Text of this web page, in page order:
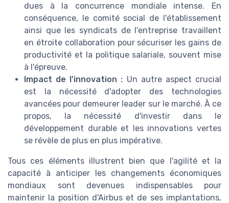
dues à la concurrence mondiale intense. En
conséquence, le comité social de l'établissement
ainsi que les syndicats de l'entreprise travaillent
en étroite collaboration pour sécuriser les gains de
productivité et la politique salariale, souvent mise
à l'épreuve.
Impact de l'innovation : Un autre aspect crucial
est la nécessité d'adopter des technologies
avancées pour demeurer leader sur le marché. À ce
propos, la nécessité d'investir dans le
développement durable et les innovations vertes
se révèle de plus en plus impérative.
Tous ces éléments illustrent bien que l'agilité et la
capacité à anticiper les changements économiques
mondiaux sont devenues indispensables pour
maintenir la position d'Airbus et de ses implantations,